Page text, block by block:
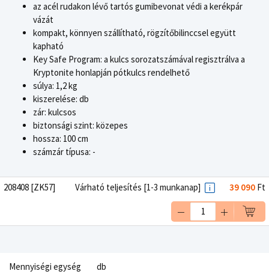
az acél rudakon lévő tartós gumibevonat védi a kerékpár
vázát
kompakt, könnyen szállítható, rögzítőbilinccsel együtt
kapható
Key Safe Program: a kulcs sorozatszámával regisztrálva a
Kryptonite honlapján pótkulcs rendelhető
súlya: 1,2 kg
kiszerelése: db
zár: kulcsos
biztonsági szint: közepes
hossza: 100 cm
számzár típusa: -
208408 [ZK57] Várható teljesítés [1-3 munkanap] 39 090 Ft
Mennyiségi egység db